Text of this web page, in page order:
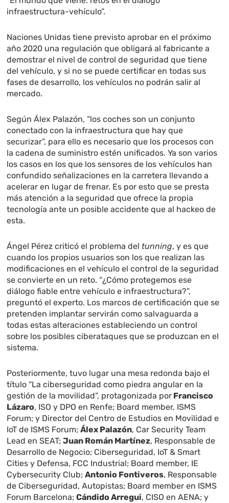
infraestructura-vehículo”.
Naciones Unidas tiene previsto aprobar en el próximo
año 2020 una regulación que obligará al fabricante a
demostrar el nivel de control de seguridad que tiene
del vehículo, y si no se puede certificar en todas sus
fases de desarrollo, los vehículos no podrán salir al
mercado.
Según Álex Palazón, “los coches son un conjunto
conectado con la infraestructura que hay que
securizar”, para ello es necesario que los procesos con
la cadena de suministro estén unificados. Ya son varios
los casos en los que los sensores de los vehículos han
confundido señalizaciones en la carretera llevando a
acelerar en lugar de frenar. Es por esto que se presta
más atención a la seguridad que ofrece la propia
tecnología ante un posible accidente que al hackeo de
esta.
Ángel Pérez criticó el problema deltunning, y es que
cuando los propios usuarios son los que realizan las
modificaciones en el vehículo el control de la seguridad
se convierte en un reto. “¿Cómo protegemos ese
diálogo fiable entre vehículo e infraestructura?”,
preguntó el experto. Los marcos de certificación que se
pretenden implantar servirán como salvaguarda a
todas estas alteraciones estableciendo un control
sobre los posibles ciberataques que se produzcan en el
sistema.
Posteriormente, tuvo lugar una mesa redonda bajo el
título “La ciberseguridad como piedra angular en la
gestión de la movilidad”, protagonizada por Francisco
Lázaro, ISO y DPO en Renfe; Board member, ISMS
Forum; y Director del Centro de Estudios en Movilidad e
IoT de ISMS Forum;Álex Palazón, Car Security Team
Lead en SEAT;Juan Román Martínez, Responsable de
Desarrollo de Negocio; Ciberseguridad, IoT & Smart
Cities y Defensa, FCC Industrial; Board member, IE
Cybersecurity Club;Antonio Fontiveros, Responsable
de Ciberseguridad, Autopistas; Board member en ISMS
Forum Barcelona;Cándido Arregui, CISO en AENA; y